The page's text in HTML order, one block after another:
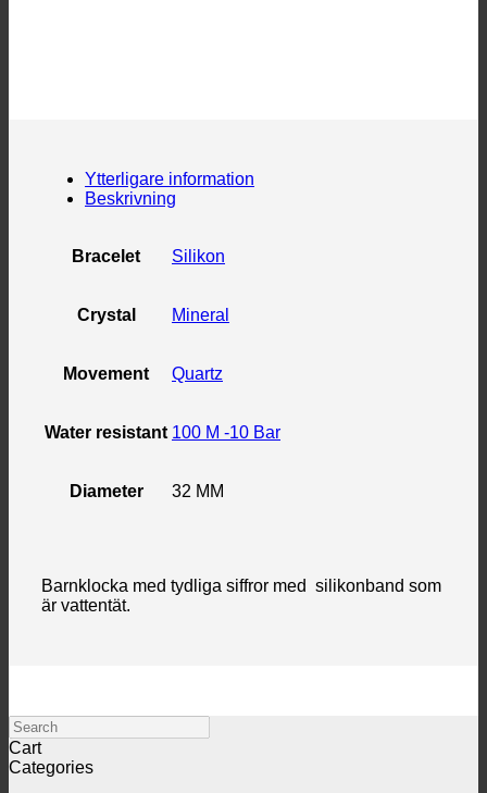
Ytterligare information
Beskrivning
Bracelet Silikon
Crystal Mineral
Movement Quartz
Water resistant 100 M -10 Bar
Diameter 32 MM
Barnklocka med tydliga siffror med silikonband som
är vattentät.
Search
Cart
Categories